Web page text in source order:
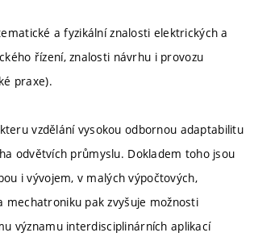
a fyzikální znalosti elektrických a
řízení, znalosti návrhu i provozu
praxe).
vzdělání vysokou odbornou adaptabilitu
odvětvích průmyslu. Dokladem toho jsou
i vývojem, v malých výpočtových,
pak zvyšuje možnosti
významu interdisciplinárních aplikací